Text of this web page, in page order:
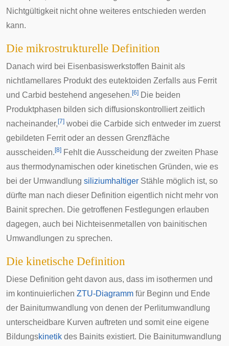
Nichtgültigkeit nicht ohne weiteres entschieden werden
kann.
Die mikrostrukturelle Definition
Danach wird bei Eisenbasiswerkstoffen Bainit als
nichtlamellares Produkt des eutektoiden Zerfalls aus Ferrit
und Carbid bestehend angesehen. [6] Die beiden
Produktphasen bilden sich diffusionskontrolliert zeitlich
nacheinander, [7] wobei die Carbide sich entweder im zuerst
gebildeten Ferrit oder an dessen Grenzfläche
ausscheiden. [8] Fehlt die Ausscheidung der zweiten Phase
aus thermodynamischen oder kinetischen Gründen, wie es
bei der Umwandlung siliziumhaltiger Stähle möglich ist, so
dürfte man nach dieser Definition eigentlich nicht mehr von
Bainit sprechen. Die getroffenen Festlegungen erlauben
dagegen, auch bei Nichteisenmetallen von bainitischen
Umwandlungen zu sprechen.
Die kinetische Definition
Diese Definition geht davon aus, dass im isothermen und
im kontinuierlichen ZTU-Diagramm für Beginn und Ende
der Bainitumwandlung von denen der Perlitumwandlung
unterscheidbare Kurven auftreten und somit eine eigene
Bildungskinetik des Bainits existiert. Die Bainitumwandlung